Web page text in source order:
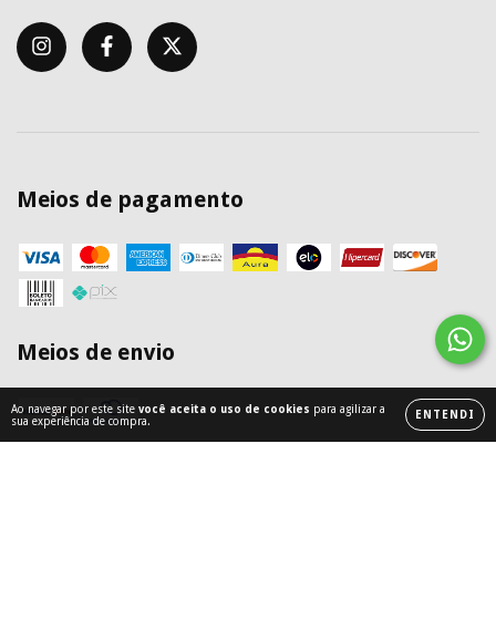
Ao navegar por este site você aceita o uso de cookies para agilizar a
sua experiência de compra.
ENTENDI
Meios de pagamento
Meios de envio